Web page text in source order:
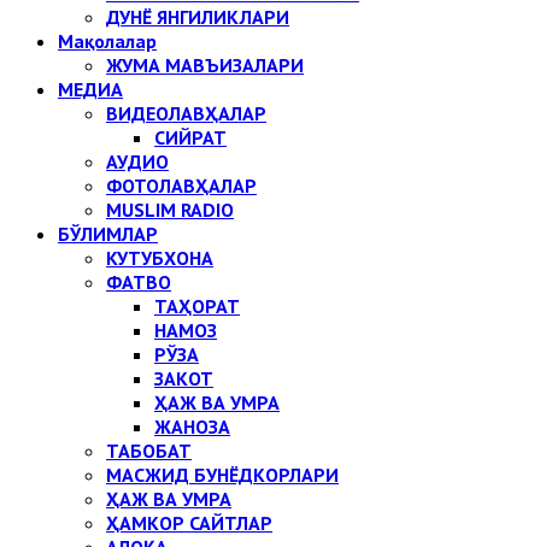
ДУНЁ ЯНГИЛИКЛАРИ
Мақолалар
ЖУМА МАВЪИЗАЛАРИ
МЕДИА
ВИДЕОЛАВҲАЛАР
СИЙРАТ
АУДИО
ФОТОЛАВҲАЛАР
MUSLIM RADIO
БЎЛИМЛАР
КУТУБХОНА
ФАТВО
ТАҲОРАТ
НАМОЗ
РЎЗА
ЗАКОТ
ҲАЖ ВА УМРА
ЖАНОЗА
ТАБОБАТ
МАСЖИД БУНЁДКОРЛАРИ
ҲАЖ ВА УМРА
ҲАМКОР САЙТЛАР